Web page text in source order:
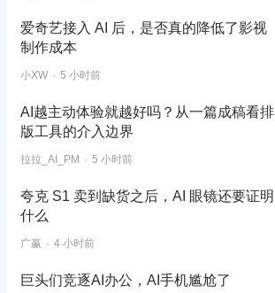
爱奇艺接入 AI 后，是否真的降低了影视
制作成本
小XW 5 小时前
AI越主动体验就越好吗？从一篇成稿看排
版工具的介入边界
拉拉_AI_PM 5 小时前
夸克 S1 卖到缺货之后，AI 眼镜还要证明
什么
广赢 4 小时前
巨头们竞逐AI办公，AI手机尴尬了